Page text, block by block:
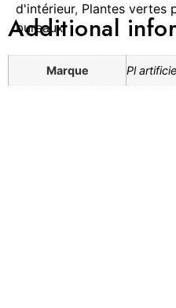
d'intérieur, Plantes vertes
bureaux
Additional
Marque Pl